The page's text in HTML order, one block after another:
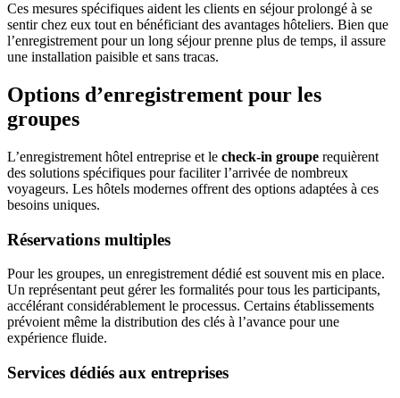
Ces mesures spécifiques aident les clients en séjour prolongé à se
sentir chez eux tout en bénéficiant des avantages hôteliers. Bien que
l’enregistrement pour un long séjour prenne plus de temps, il assure
une installation paisible et sans tracas.
Options d’enregistrement pour les
groupes
L’enregistrement hôtel entreprise et le check-in groupe requièrent
des solutions spécifiques pour faciliter l’arrivée de nombreux
voyageurs. Les hôtels modernes offrent des options adaptées à ces
besoins uniques.
Réservations multiples
Pour les groupes, un enregistrement dédié est souvent mis en place.
Un représentant peut gérer les formalités pour tous les participants,
accélérant considérablement le processus. Certains établissements
prévoient même la distribution des clés à l’avance pour une
expérience fluide.
Services dédiés aux entreprises